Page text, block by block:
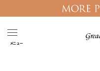
メニュー